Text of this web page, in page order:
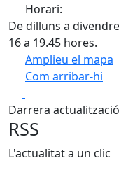
Horari:
De dilluns a
16 a 19.45 hores.
Amplieu el mapa
Com arribar-hi
+
−
Darrera
RSS
L'actualitat a un clic